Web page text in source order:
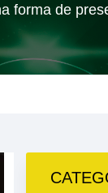
forma de